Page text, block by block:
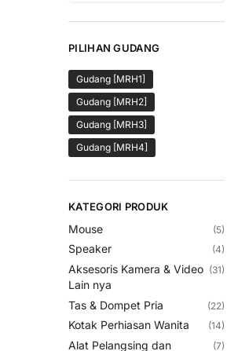
PILIHAN GUDANG
Gudang [MRH1]
Gudang [MRH2]
Gudang [MRH3]
Gudang [MRH4]
KATEGORI PRODUK
Mouse (5)
Speaker (4)
Aksesoris Kamera & Video
Lain nya
(31)
Tas & Dompet Pria (22)
Kotak Perhiasan Wanita (14)
Alat Pelangsing dan
(7)